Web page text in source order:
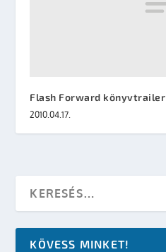
Flash Forward könyvtrailer
2010.04.17.
KÖVESS MINKET!